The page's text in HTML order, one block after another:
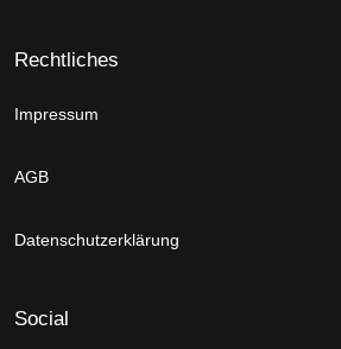
Rechtliches
Impressum
AGB
Datenschutzerklärung
Social